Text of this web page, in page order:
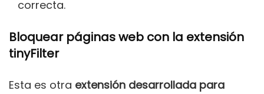
correcta.
Bloquear páginas web con la extensión
tinyFilter
Esta es otra extensión desarrollada para